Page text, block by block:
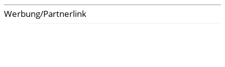
Werbung/Partnerlink